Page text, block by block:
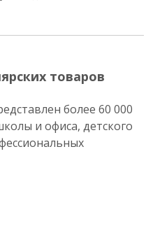
товаров
более 60 000
и офиса, детского